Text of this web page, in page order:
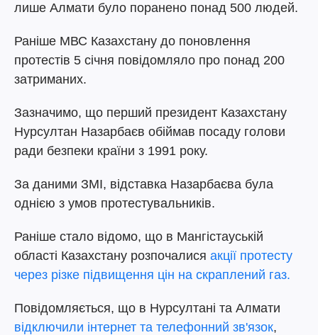
лише Алмати було поранено понад 500 людей.
Раніше МВС Казахстану до поновлення
протестів 5 січня повідомляло про понад 200
затриманих.
Зазначимо, що перший президент Казахстану
Нурсултан Назарбаєв обіймав посаду голови
ради безпеки країни з 1991 року.
За даними ЗМІ, відставка Назарбаєва була
однією з умов протестувальників.
Раніше стало відомо, що в Мангістауській
області Казахстану розпочалися акції протесту
через різке підвищення цін на скраплений газ.
Повідомляється, що в Нурсултані та Алмати
відключили інтернет та телефонний зв'язок,